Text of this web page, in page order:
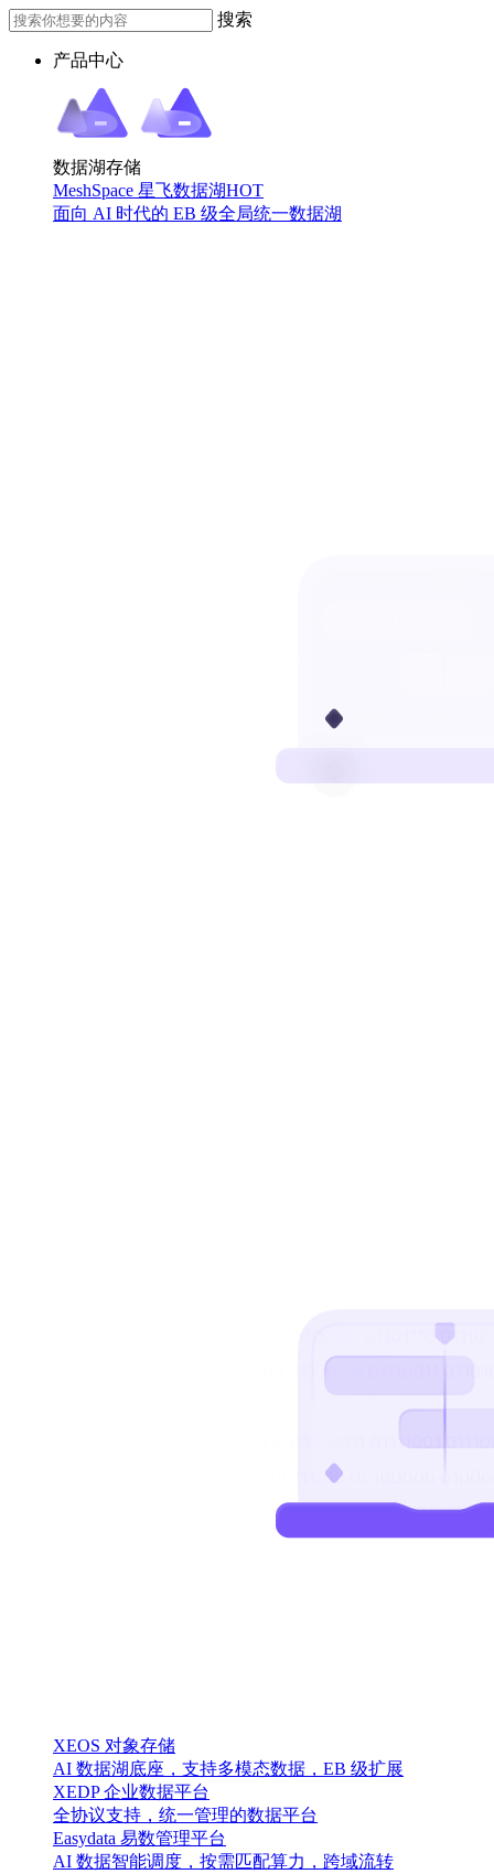
搜索
产品中心
数据湖存储
MeshSpace 星飞数据湖HOT
面向 AI 时代的 EB 级全局统一数据湖
XEOS 对象存储
AI 数据湖底座，支持多模态数据，EB 级扩展
XEDP 企业数据平台
全协议支持，统一管理的数据平台
Easydata 易数管理平台
AI 数据智能调度，按需匹配算力，跨域流转